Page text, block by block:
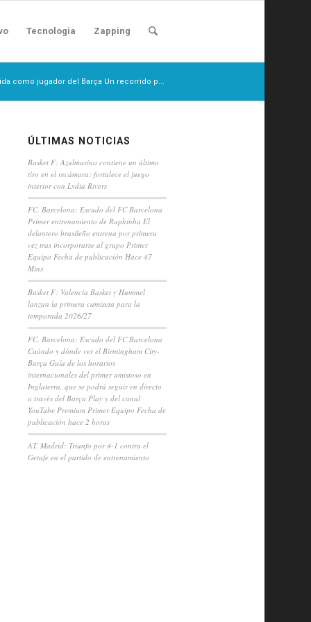
Tecnologia Zapping
como jugador del Barça Un recorrido p...
ÚLTIMAS NOTICIAS
Basket F: Azulmarino contiene un último
tiro en el recámara: fortalece el juego
interior con Lydia Rivers
FC. Barcelona: Escudo del FC Barcelona
Primer entrenamiento de Raphinha El
delantero brasileño entrena por primera
vez tras incorporarse al grupo Primer
Equipo Fecha de publicación Hace 47
Mins
Basket F: Valencia Basket y Hummel
lanzan la primera camiseta para la
temporada 2026/27
FC. Barcelona: Escudo del FC Barcelona
Cuándo y dónde ver el Birmingham City-
Barça Guía de los horarios
internacionales del primer amistoso en
Inglaterra, que se podrá seguir en directo
a través del Barça Play y del canal
YouTube Premium Primer Equipo Fecha de
publicación hace 2 horas
AT. Madrid: Triunfo por 4-1 contra el
Getafe en el partido de entrenamiento